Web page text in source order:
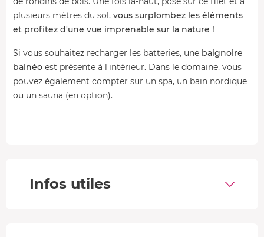
plusieurs mètres du sol, vous surplombez les éléments
et profitez d'une vue imprenable sur la nature !
Si vous souhaitez recharger les batteries, une baignoire
balnéo est présente à l'intérieur. Dans le domaine, vous
pouvez également compter sur un spa, un bain nordique
ou un sauna (en option).
d'unlit queen sizepour un sommeil réparateur. Unesalle
Infos utiles